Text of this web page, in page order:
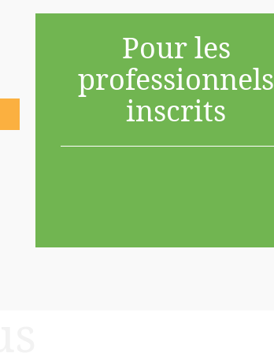
Pour les
professionnels
inscrits